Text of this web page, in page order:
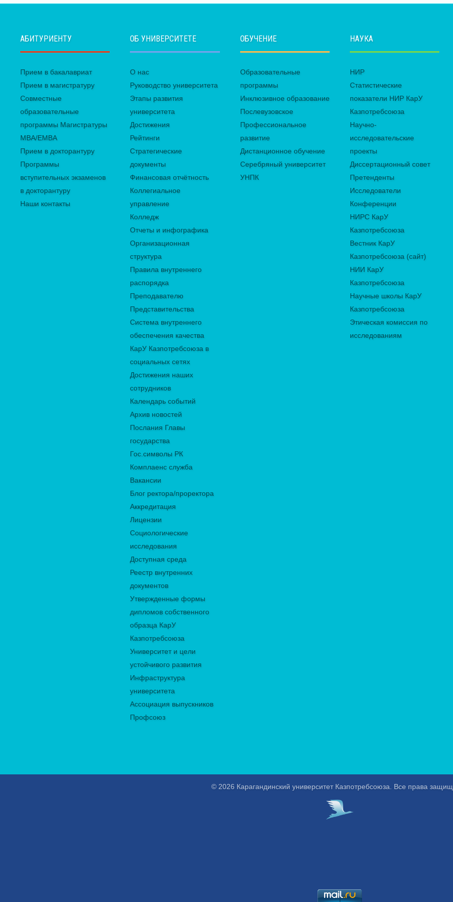
АБИТУРИЕНТУ
Прием в бакалавриат
Прием в магистратуру
Совместные
образовательные
программы Магистратуры
MBA/EMBA
Прием в докторантуру
Программы
вступительных экзаменов
в докторантуру
Наши контакты
ОБ УНИВЕРСИТЕТЕ
О нас
Руководство университета
Этапы развития
университета
Достижения
Рейтинги
Стратегические
документы
Финансовая отчётность
Коллегиальное
управление
Колледж
Отчеты и инфографика
Организационная
структура
Правила внутреннего
распорядка
Преподавателю
Представительства
Система внутреннего
обеспечения качества
КарУ Казпотребсоюза в
социальных сетях
Достижения наших
сотрудников
Календарь событий
Архив новостей
Послания Главы
государства
Гос.символы РК
Комплаенс служба
Вакансии
Блог ректора/проректора
Аккредитация
Лицензии
Социологические
исследования
Доступная среда
Реестр внутренних
документов
Утвержденные формы
дипломов собственного
образца КарУ
Казпотребсоюза
Университет и цели
устойчивого развития
Инфраструктура
университета
Ассоциация выпускников
Профсоюз
ОБУЧЕНИЕ
Образовательные
программы
Инклюзивное образование
Послевузовское
Профессиональное
развитие
Дистанционное обучение
Серебряный университет
УНПК
НАУКА
НИР
Статистические
показатели НИР КарУ
Казпотребсоюза
Научно-
исследовательские
проекты
Диссертационный совет
Претенденты
Исследователи
Конференции
НИРС КарУ
Казпотребсоюза
Вестник КарУ
Казпотребсоюза (сайт)
НИИ КарУ
Казпотребсоюза
Научные школы КарУ
Казпотребсоюза
Этическая комиссия по
исследованиям
© 2026 Карагандинский университет Казпотребсоюза. Все права